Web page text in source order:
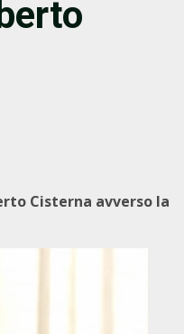
Cisterna avverso la